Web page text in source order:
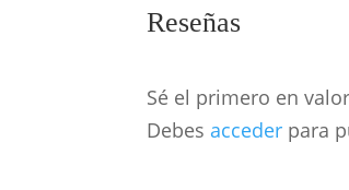
Reseñas
Sé el primero en
Debes acceder para